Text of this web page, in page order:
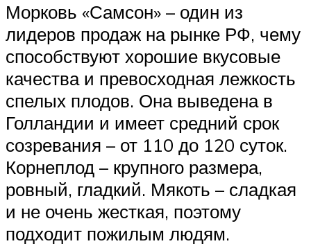
Морковь «Самсон» – один из
лидеров продаж на рынке РФ, чему
способствуют хорошие вкусовые
качества и превосходная лежкость
спелых плодов. Она выведена в
Голландии и имеет средний срок
созревания – от 110 до 120 суток.
Корнеплод – крупного размера,
ровный, гладкий. Мякоть – сладкая
и не очень жесткая, поэтому
подходит пожилым людям.